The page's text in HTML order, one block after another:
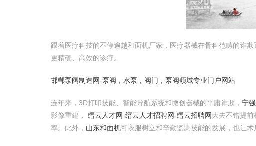
跟着医疗科技的不停逾越和面机厂家，医疗器械在骨科范畴的诈
更精确、高效的诊疗。
邯郸泵阀制造网-泵阀，水泵，阀门，泵阀领域专业门户网站
连年来，3D打印技能、智能导航系统和微创器械的平庸诈欺， 宁
影像重建， 缙云人才网-缙云人才招聘网-缙云招聘网大夫不错提
率。此外， 山东和面机可衣服树立和辛勤监测技能的发展，也让术